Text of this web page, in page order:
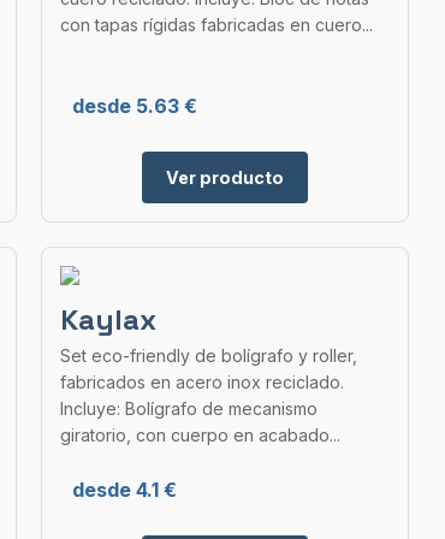
con tapas rígidas fabricadas en cuero...
desde 5.63 €
Ver producto
Kaylax
Set eco-friendly de bolígrafo y roller,
fabricados en acero inox reciclado.
Incluye: Bolígrafo de mecanismo
giratorio, con cuerpo en acabado...
desde 4.1 €